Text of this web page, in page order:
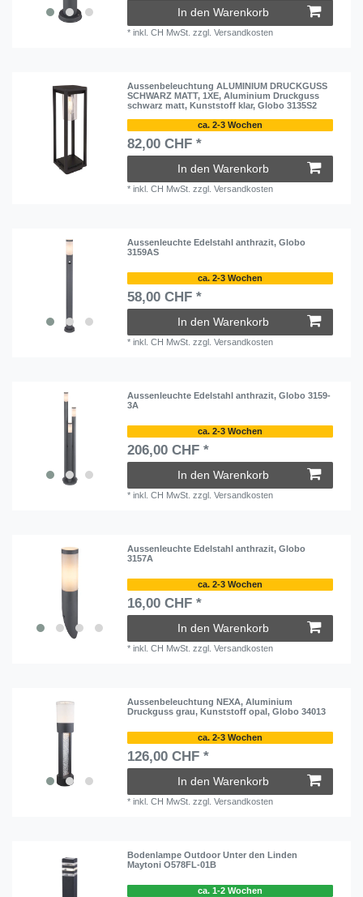
In den Warenkorb
*inkl. CH MwSt. zzgl.Versandkosten
Aussenbeleuchtung ALUMINIUM DRUCKGUSS
SCHWARZ MATT, 1XE, Aluminium Druckguss
schwarz matt, Kunststoff klar, Globo 3135S2
ca. 2-3 Wochen
82,00 CHF *
In den Warenkorb
*inkl. CH MwSt. zzgl.Versandkosten
Aussenleuchte Edelstahl anthrazit, Globo
3159AS
ca. 2-3 Wochen
58,00 CHF *
In den Warenkorb
*inkl. CH MwSt. zzgl.Versandkosten
Aussenleuchte Edelstahl anthrazit, Globo 3159-
3A
ca. 2-3 Wochen
206,00 CHF *
In den Warenkorb
*inkl. CH MwSt. zzgl.Versandkosten
Aussenleuchte Edelstahl anthrazit, Globo
3157A
ca. 2-3 Wochen
16,00 CHF *
In den Warenkorb
*inkl. CH MwSt. zzgl.Versandkosten
Aussenbeleuchtung NEXA, Aluminium
Druckguss grau, Kunststoff opal, Globo 34013
ca. 2-3 Wochen
126,00 CHF *
In den Warenkorb
*inkl. CH MwSt. zzgl.Versandkosten
Bodenlampe Outdoor Unter den Linden
Maytoni O578FL-01B
ca. 1-2 Wochen